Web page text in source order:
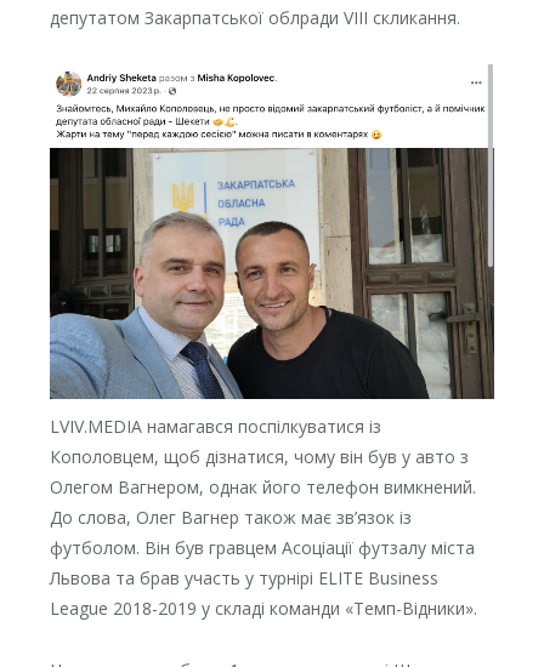
депутатом Закарпатської облради VIII скликання.
LVIV.MEDIA намагався поспілкуватися із
Кополовцем, щоб дізнатися, чому він був у авто з
Олегом Вагнером, однак його телефон вимкнений.
До слова, Олег Вагнер також має зв’язок із
футболом. Він був гравцем Асоціації футзалу міста
Львова та брав участь у турнірі ELITE Business
League 2018-2019 у складі команди «Темп-Відники».